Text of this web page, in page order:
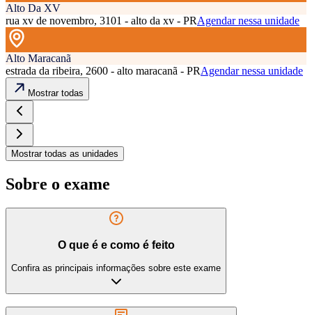
Alto Da XV
rua xv de novembro, 3101 - alto da xv - PRAgendar nessa unidade
Alto Maracanã
estrada da ribeira, 2600 - alto maracanã - PRAgendar nessa unidade
Mostrar todas
Mostrar todas as unidades
Sobre o exame
O que é e como é feito
Confira as principais informações sobre este exame